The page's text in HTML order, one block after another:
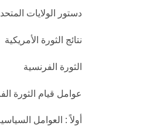
دستور الولايات
نتائج الثورة الأمريكية
الثورة الفرنسية
عوامل قيام الثورة
أولاً : العوامل